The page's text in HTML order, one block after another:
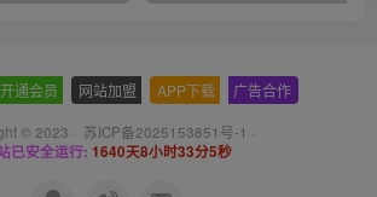
开通会员 网站加盟 APP下载 广告合作
© 2023 · 苏ICP备2025153851号-1 ·
已安全运行: 1640天8小时33分5秒